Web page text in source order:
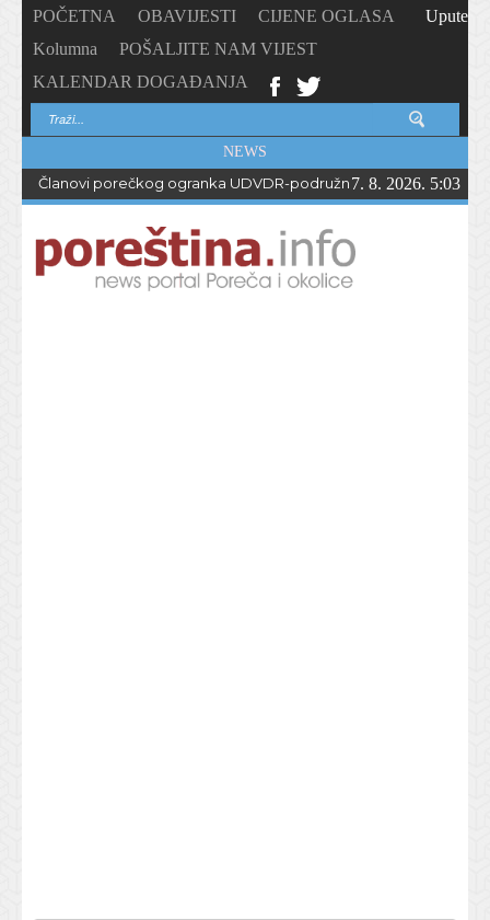
POČETNA OBAVIJESTI
CIJENE OGLASA
Kolumna
POŠALJITE NAM VIJEST
KALENDAR DOGAĐANJA
Upute
NEWS
Članovi porečkog ogranka UDVDR-podružnice Istarske
7. 8. 2026. 5:03